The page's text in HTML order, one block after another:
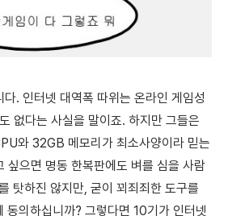
다. 인터넷 대역폭 따위는 온라인 게임성
없다는 사실을 말이죠. 하지만 그들은
와 32GB 메모리가 최소사양이라 믿는
싶으면 명동 한복판에도 벼를 심을 사람
탓하진 않지만, 굳이 꾀죄죄 한 도구를
동의하십니까? 그렇다면 10기가 인터넷